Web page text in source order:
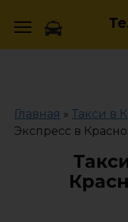
Главная » Такси в
Экспресс в